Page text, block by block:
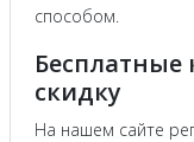
способом.
скидку
На нашем сайте